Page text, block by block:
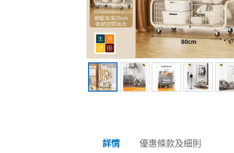
詳情 優惠條款及細則